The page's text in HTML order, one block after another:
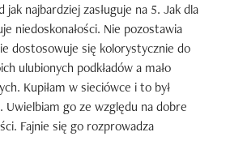
jak najbardziej zasługuje na 5. Jak dla
niedoskonałości. Nie pozostawia
dostosowuje się kolorystycznie do
ulubionych podkładów a mało
Kupiłam w sieciówce i to był
Uwielbiam go ze względu na dobre
Fajnie się go rozprowadza